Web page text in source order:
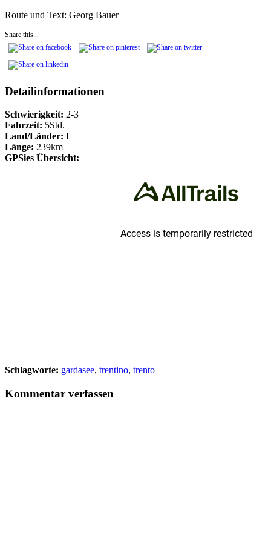
Route und Text: Georg Bauer
Share this...
Detailinformationen
Schwierigkeit: 2-3
Fahrzeit: 5Std.
Land/Länder: I
Länge: 239km
GPSies Übersicht:
Schlagworte: gardasee, trentino, trento
Kommentar verfassen